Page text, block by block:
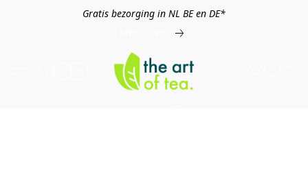
Gratis bezorging in NL BE en DE*